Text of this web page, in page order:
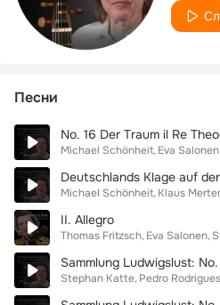
Песни
No. 16 Der Traum il Re
Michael Schönheit Eva Salonen
Michael Schönheit Klaus
II. Allegro
Thomas Fritzsch Eva Salonen
Sammlung Ludwigslust:
Stephan Katte Pedro Rodrigues